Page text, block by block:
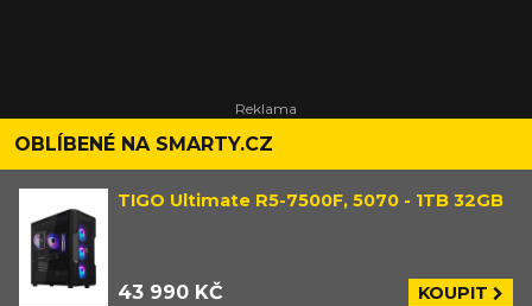
OBLÍBENÉ NA SMARTY.CZ
TIGO Ultimate R5-7500F, 5070 - 1TB 32GB
43 990 KČ KOUPIT